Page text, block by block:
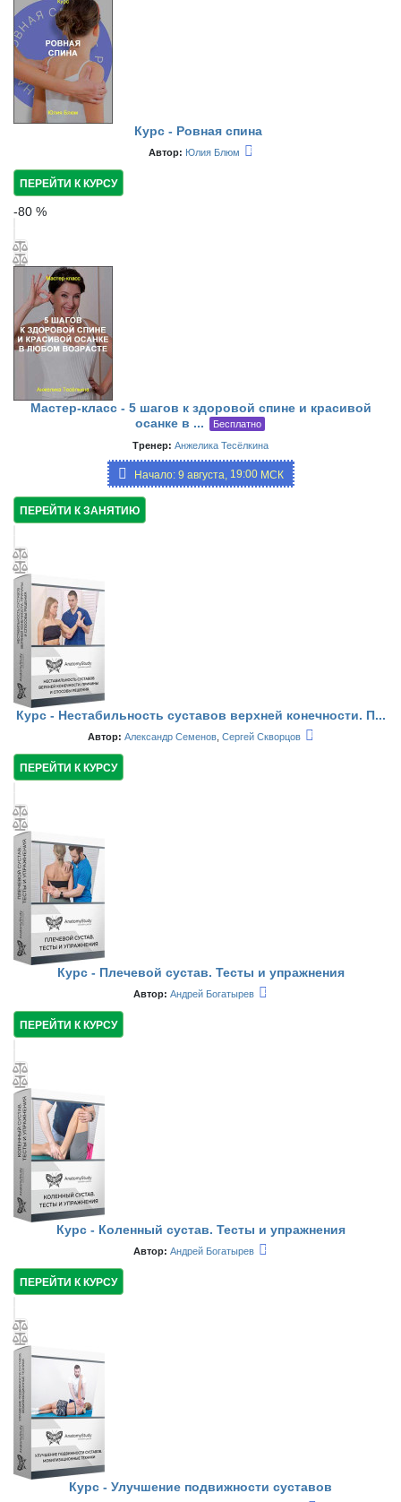
Курс - Ровная спина
Автор: Юлия Блюм
ПЕРЕЙТИ К КУРСУ
-80 %
Мастер-класс - 5 шагов к здоровой спине и красивой
осанке в ...
Бесплатно
Тренер: Анжелика Тесёлкина
Начало: 9 августа, 19:00МСК
ПЕРЕЙТИ К ЗАНЯТИЮ
Курс - Нестабильность суставов верхней конечности. П...
Автор: Александр Семенов, Сергей Скворцов
ПЕРЕЙТИ К КУРСУ
Курс - Плечевой сустав. Тесты и упражнения
Автор: Андрей Богатырев
ПЕРЕЙТИ К КУРСУ
Курс - Коленный сустав. Тесты и упражнения
Автор: Андрей Богатырев
ПЕРЕЙТИ К КУРСУ
Курс - Улучшение подвижности суставов